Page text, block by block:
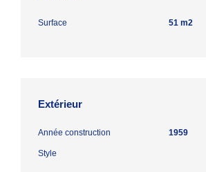
Surface 51 m2
Extérieur
Année construction 1959
Style